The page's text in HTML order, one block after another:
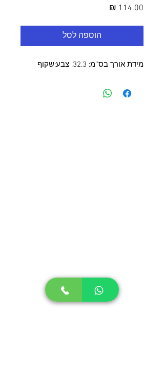
הוספה לסל
מידת אורך בס''מ: 32.3. צבע:שקוף